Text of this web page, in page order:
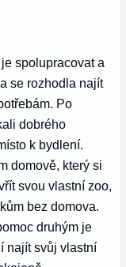
spolupracovat a
se rozhodla najít
Po
dobrého
k bydlení.
domově, který si
svou vlastní zoo,
bez domova.
druhým je
najít svůj vlastní